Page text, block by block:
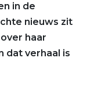
in de
nieuws zit
haar
dat verhaal is